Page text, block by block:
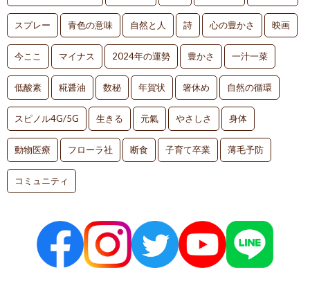
スプレー 青色の意味 自然と人 詩 心の豊かさ 映画
今ここ マイナス 2024年の運勢 豊かさ 一汁一菜
低酸素 糀醤油 数秘 年賀状 箸休め 自然の循環
スピノル4G/5G 生きる 元氣 やさしさ 身体
動物医療 フローラ社 断食 子育て卒業 薄毛予防
コミュニティ